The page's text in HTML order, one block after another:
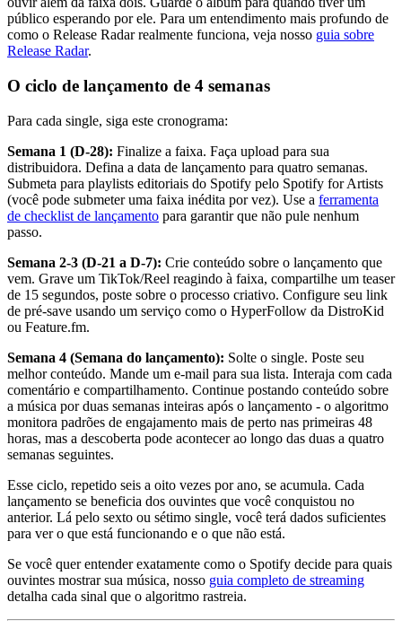
público esperando por ele. Para um entendimento mais profundo de
como o Release Radar realmente funciona, veja nosso guia sobre
Release Radar.
O ciclo de lançamento de 4 semanas
Para cada single, siga este cronograma:
Semana 1 (D-28): Finalize a faixa. Faça upload para sua
distribuidora. Defina a data de lançamento para quatro semanas.
Submeta para playlists editoriais do Spotify pelo Spotify for Artists
(você pode submeter uma faixa inédita por vez). Use a ferramenta
de checklist de lançamento para garantir que não pule nenhum
passo.
Semana 2-3 (D-21 a D-7): Crie conteúdo sobre o lançamento que
vem. Grave um TikTok/Reel reagindo à faixa, compartilhe um teaser
de 15 segundos, poste sobre o processo criativo. Configure seu link
de pré-save usando um serviço como o HyperFollow da DistroKid
ou Feature.fm.
Semana 4 (Semana do lançamento): Solte o single. Poste seu
melhor conteúdo. Mande um e-mail para sua lista. Interaja com cada
comentário e compartilhamento. Continue postando conteúdo sobre
a música por duas semanas inteiras após o lançamento - o algoritmo
monitora padrões de engajamento mais de perto nas primeiras 48
horas, mas a descoberta pode acontecer ao longo das duas a quatro
semanas seguintes.
Esse ciclo, repetido seis a oito vezes por ano, se acumula. Cada
lançamento se beneficia dos ouvintes que você conquistou no
anterior. Lá pelo sexto ou sétimo single, você terá dados suficientes
para ver o que está funcionando e o que não está.
Se você quer entender exatamente como o Spotify decide para quais
ouvintes mostrar sua música, nosso guia completo de streaming
detalha cada sinal que o algoritmo rastreia.